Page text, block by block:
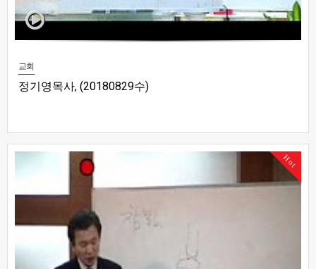
교회
정기영목사, (20180829수)
Hot